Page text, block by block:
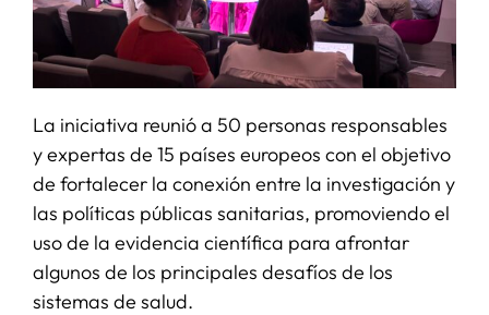
La iniciativa reunió a 50 personas responsables
y expertas de 15 países europeos con el objetivo
de fortalecer la conexión entre la investigación y
las políticas públicas sanitarias, promoviendo el
uso de la evidencia científica para afrontar
algunos de los principales desafíos de los
sistemas de salud.